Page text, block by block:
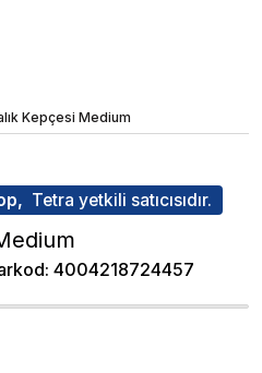
Kepçesi Medium
Tetra yetkili satıcısıdır.
: 4004218724457